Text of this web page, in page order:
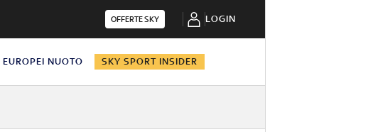
OFFERTE SKY LOGIN
EUROPEI NUOTO SKY SPORT INSIDER